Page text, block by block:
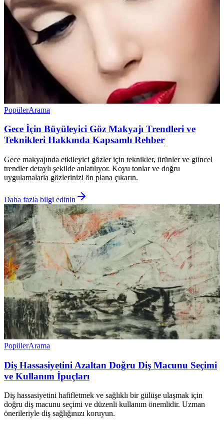
PopülerArama
Gece İçin Büyüleyici Göz Makyajı Trendleri ve
Teknikleri Hakkında Kapsamlı Rehber
Gece makyajında etkileyici gözler için teknikler, ürünler ve güncel
trendler detaylı şekilde anlatılıyor. Koyu tonlar ve doğru
uygulamalarla gözlerinizi ön plana çıkarın.
Daha fazla bilgi edinin
PopülerArama
Diş Hassasiyetini Azaltan Doğru Diş Macunu Seçimi
ve Kullanım İpuçları
Diş hassasiyetini hafifletmek ve sağlıklı bir gülüşe ulaşmak için
doğru diş macunu seçimi ve düzenli kullanım önemlidir. Uzman
önerileriyle diş sağlığınızı koruyun.